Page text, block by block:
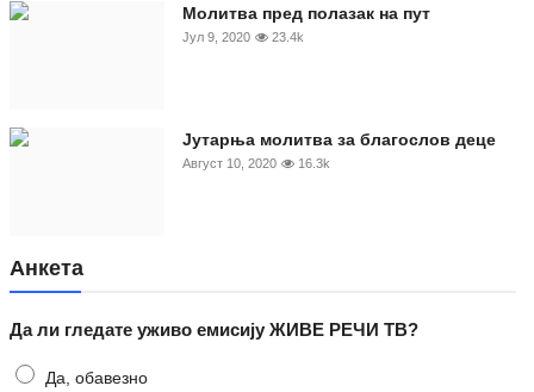
Молитва пред полазак на пут
Јул 9, 2020 23.4k
Јутарња молитва за благослов деце
Август 10, 2020 16.3k
Анкета
Да ли гледате уживо емисију ЖИВЕ РЕЧИ ТВ?
Да, обавезно